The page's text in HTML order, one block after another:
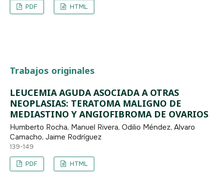
PDF HTML
Trabajos originales
LEUCEMIA AGUDA ASOCIADA A OTRAS
NEOPLASIAS: TERATOMA MALIGNO DE
MEDIASTINO Y ANGIOFIBROMA DE OVARIOS
Humberto Rocha, Manuel Rivera, Odilio Méndez, Alvaro
Camacho, Jaime Rodríguez
139-149
PDF HTML